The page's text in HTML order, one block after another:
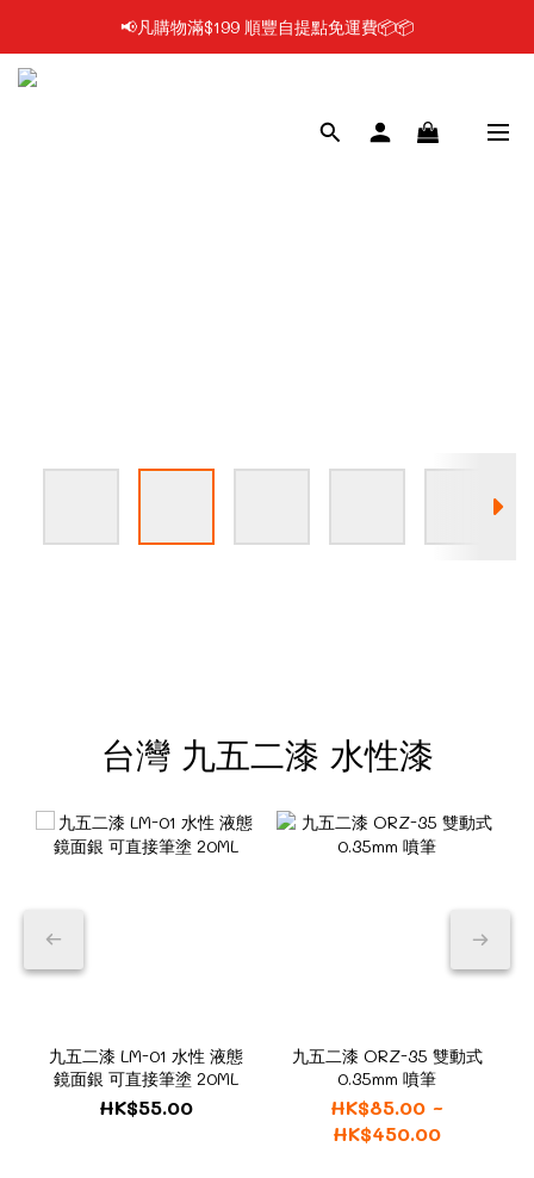
📢凡購物滿$199 順豐自提點免運費📦📦
📢凡購物滿$199 順豐自提點免運費📦📦
📢使用FPS/銀行轉帳付款, 即享2%折扣💵
台灣 九五二漆 水性漆
九五二漆 LM-01 水性 液態
鏡面銀 可直接筆塗 20ML
HK$55.00
九五二漆 ORZ-35 雙動式
0.35mm 噴筆
HK$85.00 ~
HK$450.00